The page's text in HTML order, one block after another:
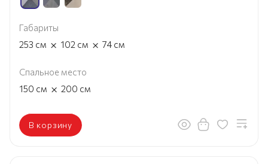
Габариты
253 см × 102 см × 74 см
Спальное место
150 см × 200 см
В корзину